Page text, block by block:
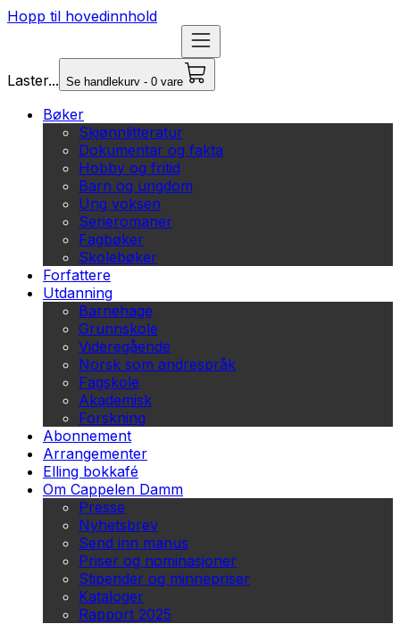
Hopp til hovedinnhold
Laster... Se handlekurv - 0 vare
Bøker
Skjønnlitteratur
Dokumentar og fakta
Hobby og fritid
Barn og ungdom
Ung voksen
Serieromaner
Fagbøker
Skolebøker
Forfattere
Utdanning
Barnehage
Grunnskole
Videregående
Norsk som andrespråk
Fagskole
Akademisk
Forskning
Abonnement
Arrangementer
Elling bokkafé
Om Cappelen Damm
Presse
Nyhetsbrev
Send inn manus
Priser og nominasjoner
Stipender og minnepriser
Kataloger
Rapport 2025